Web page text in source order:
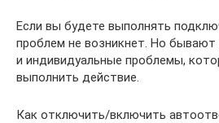
Если вы будете выполнять
проблем не возникнет. Но
и индивидуальные проблемы,
выполнить действие.
Как отключить/включить